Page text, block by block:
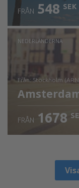
FRÅN 548 SEK
NEDERLÄNDERNA
från: Stockholm
FRÅN 1678